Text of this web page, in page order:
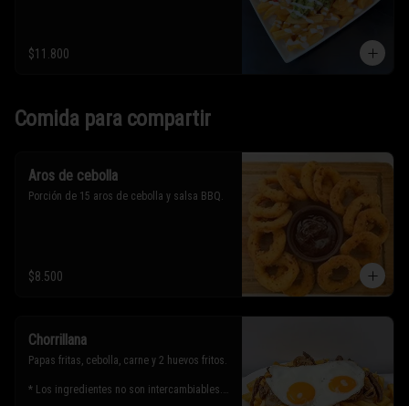
$11.800
Comida para compartir
Aros de cebolla
Porción de 15 aros de cebolla y salsa BBQ.
$8.500
Chorrillana
Papas fritas, cebolla, carne y 2 huevos fritos.
* Los ingredientes no son intercambiables.